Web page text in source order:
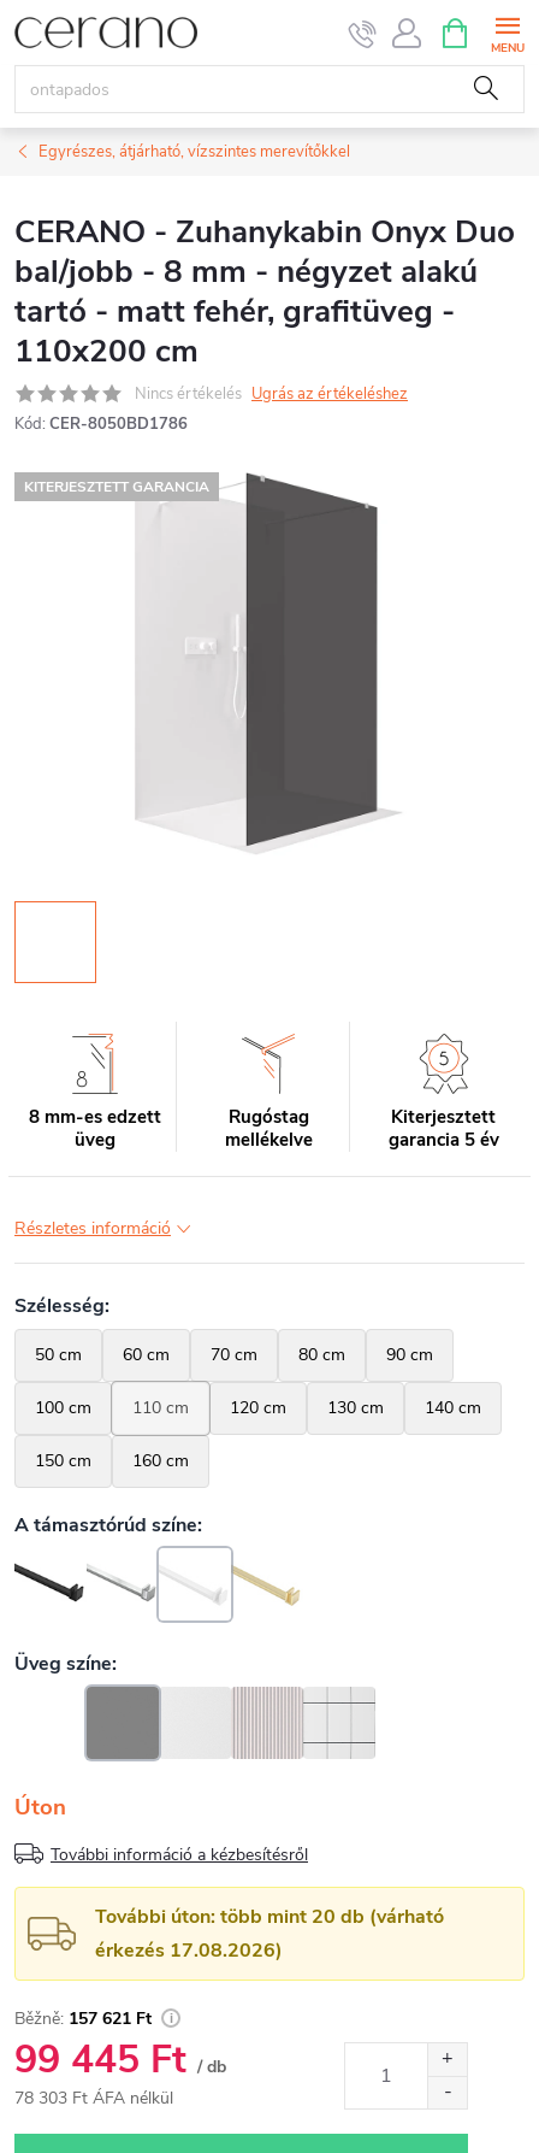
Ugrás
tartalomhoz
KOSÁR
Egyrészes, átjárható, vízszintes merevítőkkel
CERANO - Zuhanykabin Onyx Duo
bal/jobb - 8 mm - négyzet alakú
tartó - matt fehér, grafitüveg -
110x200 cm
Nincs értékelés Ugrás az értékeléshez
Kód: CER-8050BD1786
KITERJESZTETT GARANCIA
8 mm-es edzett
üveg
Rugóstag
mellékelve
Kiterjesztett
garancia 5 év
Részletes információ
Úton
További információ a kézbesítésről
További úton: több mint 20 db (várható
érkezés 17.08.2026)
157 621 Ft
99 445 Ft / db
78 303 Ft ÁFA nélkül